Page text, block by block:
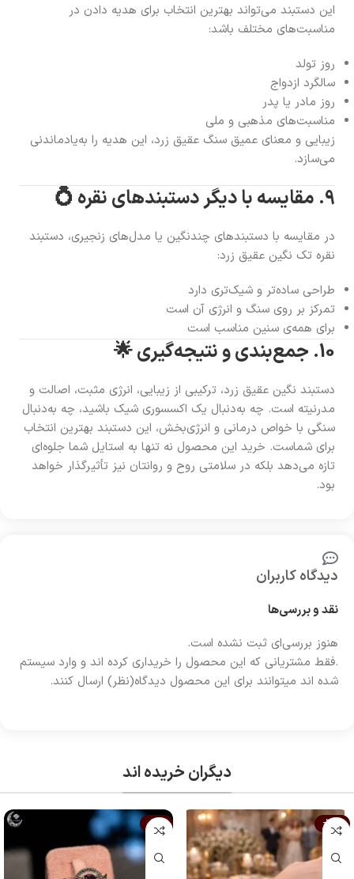
این دستبند می‌تواند بهترین انتخاب برای هدیه دادن در
مناسبت‌های مختلف باشد:
روز تولد
سالگرد ازدواج
روز مادر یا پدر
مناسبت‌های مذهبی و ملی
زیبایی و معنای عمیق سنگ عقیق زرد، این هدیه را به‌یادماندنی
می‌سازد.
9. مقایسه با دیگر دستبندهای نقره 💍
در مقایسه با دستبندهای چندنگین یا مدل‌های زنجیری، دستبند
نقره تک نگین عقیق زرد:
طراحی ساده‌تر و شیک‌تری دارد
تمرکز بر روی سنگ و انرژی آن است
برای همه‌ی سنین مناسب است
10. جمع‌بندی و نتیجه‌گیری 🌟
دستبند نگین عقیق زرد، ترکیبی از زیبایی، انرژی مثبت، اصالت و
مدرنیته است. چه به‌دنبال یک اکسسوری شیک باشید، چه به‌دنبال
سنگی با خواص درمانی و انرژی‌بخش، این دستبند بهترین انتخاب
برای شماست. خرید این محصول نه تنها به استایل شما جلوه‌ای
تازه می‌دهد بلکه در سلامتی روح و روانتان نیز تأثیرگذار خواهد
بود.
دیدگاه کاربران
نقد و بررسی‌ها
هنوز بررسی‌ای ثبت نشده است.
.فقط مشتریانی که این محصول را خریداری کرده اند و وارد سیستم
شده اند میتوانند برای این محصول دیدگاه(نظر) ارسال کنند.
دیگران خریده اند
-26%
-16%